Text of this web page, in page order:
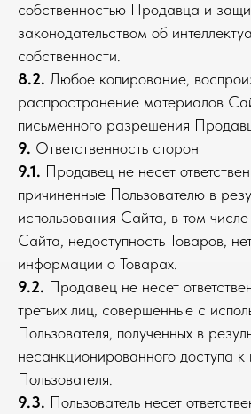
собственностью Продавца и
законодательством об
собственности.
8.2. Любое копирование,
распространение материалов
письменного разрешения
9. Ответственность сторон
9.1. Продавец не несет
причиненные Пользователю в
использования Сайта, в том
Сайта, недоступность Товаров,
информации о Товарах.
9.2. Продавец не несет
третьих лиц, совершенные с
Пользователя, полученных в
несанкционированного доступа
Пользователя.
9.3. Пользователь несет